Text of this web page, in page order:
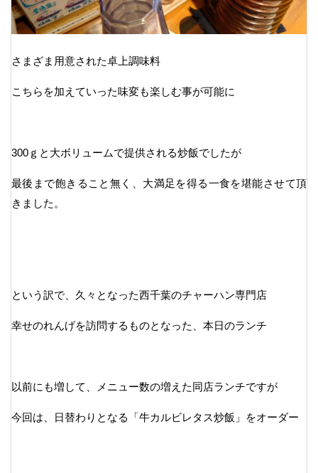
さまざま用意された卓上調味料
こちらを加えていった味変も楽しむ事が可能に
300ｇと大ボリュームで提供される炒飯でしたが
最後まで飽きること無く、大満足を得る一食を堪能させて頂
きました。
という訳で、久々となった西千葉のチャーハン専門店
幸せのれんげを訪問するものとなった、本日のランチ
以前にも増して、メニュー数の増えた同店ランチですが
今回は、日替わりとなる「牛カルビレタス炒飯」をオーダー